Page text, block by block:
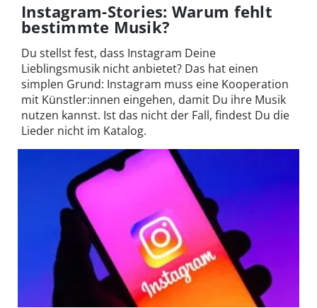
Instagram-Stories: Warum fehlt
bestimmte Musik?
Du stellst fest, dass Instagram Deine
Lieblingsmusik nicht anbietet? Das hat einen
simplen Grund: Instagram muss eine Kooperation
mit Künstler:innen eingehen, damit Du ihre Musik
nutzen kannst. Ist das nicht der Fall, findest Du die
Lieder nicht im Katalog.